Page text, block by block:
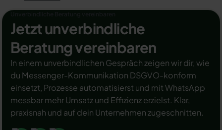
Jetzt unverbindliche
Beratung vereinbaren
In einem unverbindlichen Gespräch zeigen wir dir, wie
du Messenger-Kommunikation DSGVO-konform
einsetzt, Prozesse automatisierst und mit WhatsApp
messbar mehr Umsatz und Effizienz erzielst. Klar,
praxisnah und auf dein Unternehmen zugeschnitten.